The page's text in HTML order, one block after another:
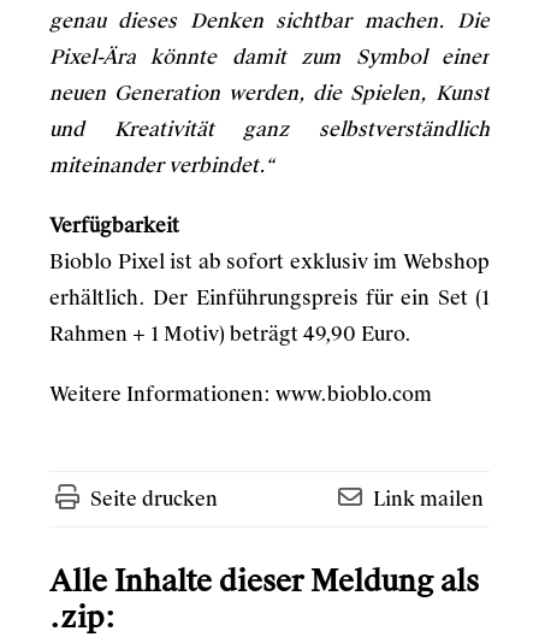
genau dieses Denken sichtbar machen. Die
Pixel-Ära könnte damit zum Symbol einer
neuen Generation werden, die Spielen, Kunst
und Kreativität ganz selbstverständlich
miteinander verbindet.“
Verfügbarkeit
Bioblo Pixel ist ab sofort exklusiv im Webshop
erhältlich. Der Einführungspreis für ein Set (1
Rahmen + 1 Motiv) beträgt 49,90 Euro.
Weitere Informationen: www.bioblo.com
Seite drucken Link mailen
Alle Inhalte dieser Meldung als
.zip: